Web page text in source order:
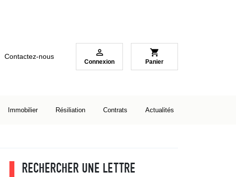
Contactez-nous 
Connexion
shopping_cart
Panier
Immobilier Résiliation Contrats Actualités
RECHERCHER UNE LETTRE